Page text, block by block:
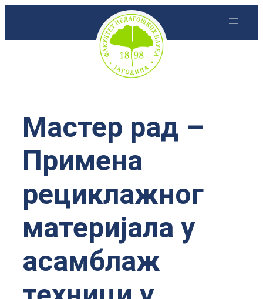
Мастер рад –
Примена
рециклажног
материјала у
асамблаж